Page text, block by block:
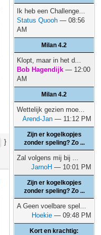
}
Ik heb een Challenge...
Status Quooh — 08:56
AM
Milan 4.2
Klopt, maar in het d...
Bob Hagendijk — 12:00
AM
Milan 4.2
Wettelijk gezien moe...
Arend-Jan — 11:12 PM
Zijn er kogelkopjes
zonder speling? Zo ...
Zal volgens mij bij ...
JarnoH — 10:01 PM
Zijn er kogelkopjes
zonder speling? Zo ...
A Geen voelbare spel...
Hoekie — 09:48 PM
Kort en krachtig: